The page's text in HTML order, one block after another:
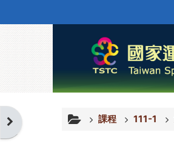
開啟區塊 課程 111-1